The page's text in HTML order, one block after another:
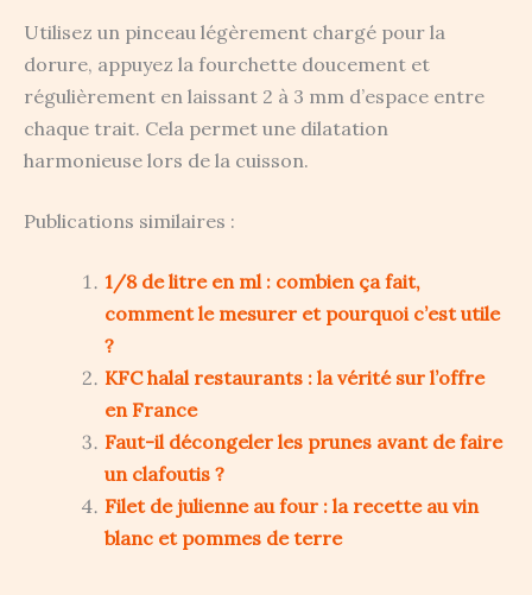
Utilisez un pinceau légèrement chargé pour la
dorure, appuyez la fourchette doucement et
régulièrement en laissant 2 à 3 mm d’espace entre
chaque trait. Cela permet une dilatation
harmonieuse lors de la cuisson.
Publications similaires :
1/8 de litre en ml : combien ça fait,
comment le mesurer et pourquoi c’est utile
?
KFC halal restaurants : la vérité sur l’offre
en France
Faut-il décongeler les prunes avant de faire
un clafoutis ?
Filet de julienne au four : la recette au vin
blanc et pommes de terre